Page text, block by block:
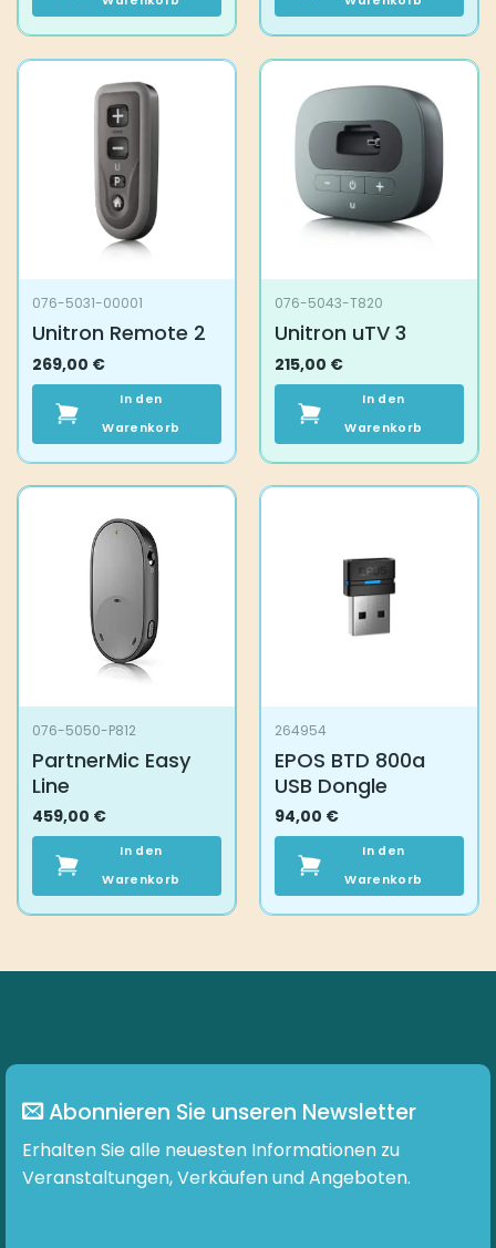
076-5031-00001
Unitron Remote 2
269,00 €
In den
Warenkorb
076-5043-T820
Unitron uTV 3
215,00 €
In den
Warenkorb
076-5050-P812
PartnerMic Easy
Line
459,00 €
In den
Warenkorb
264954
EPOS BTD 800a
USB Dongle
94,00 €
In den
Warenkorb
Abonnieren Sie unseren Newsletter
Erhalten Sie alle neuesten Informationen zu
Veranstaltungen, Verkäufen und Angeboten.